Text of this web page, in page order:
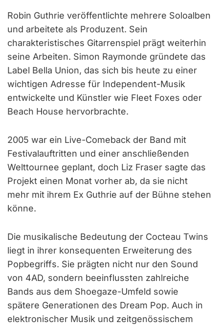
Robin Guthrie veröffentlichte mehrere Soloalben
und arbeitete als Produzent. Sein
charakteristisches Gitarrenspiel prägt weiterhin
seine Arbeiten. Simon Raymonde gründete das
Label Bella Union, das sich bis heute zu einer
wichtigen Adresse für Independent-Musik
entwickelte und Künstler wie Fleet Foxes oder
Beach House hervorbrachte.
2005 war ein Live-Comeback der Band mit
Festivalauftritten und einer anschließenden
Welttournee geplant, doch Liz Fraser sagte das
Projekt einen Monat vorher ab, da sie nicht
mehr mit ihrem Ex Guthrie auf der Bühne stehen
könne.
Die musikalische Bedeutung der Cocteau Twins
liegt in ihrer konsequenten Erweiterung des
Popbegriffs. Sie prägten nicht nur den Sound
von 4AD, sondern beeinflussten zahlreiche
Bands aus dem Shoegaze-Umfeld sowie
spätere Generationen des Dream Pop. Auch in
elektronischer Musik und zeitgenössischem